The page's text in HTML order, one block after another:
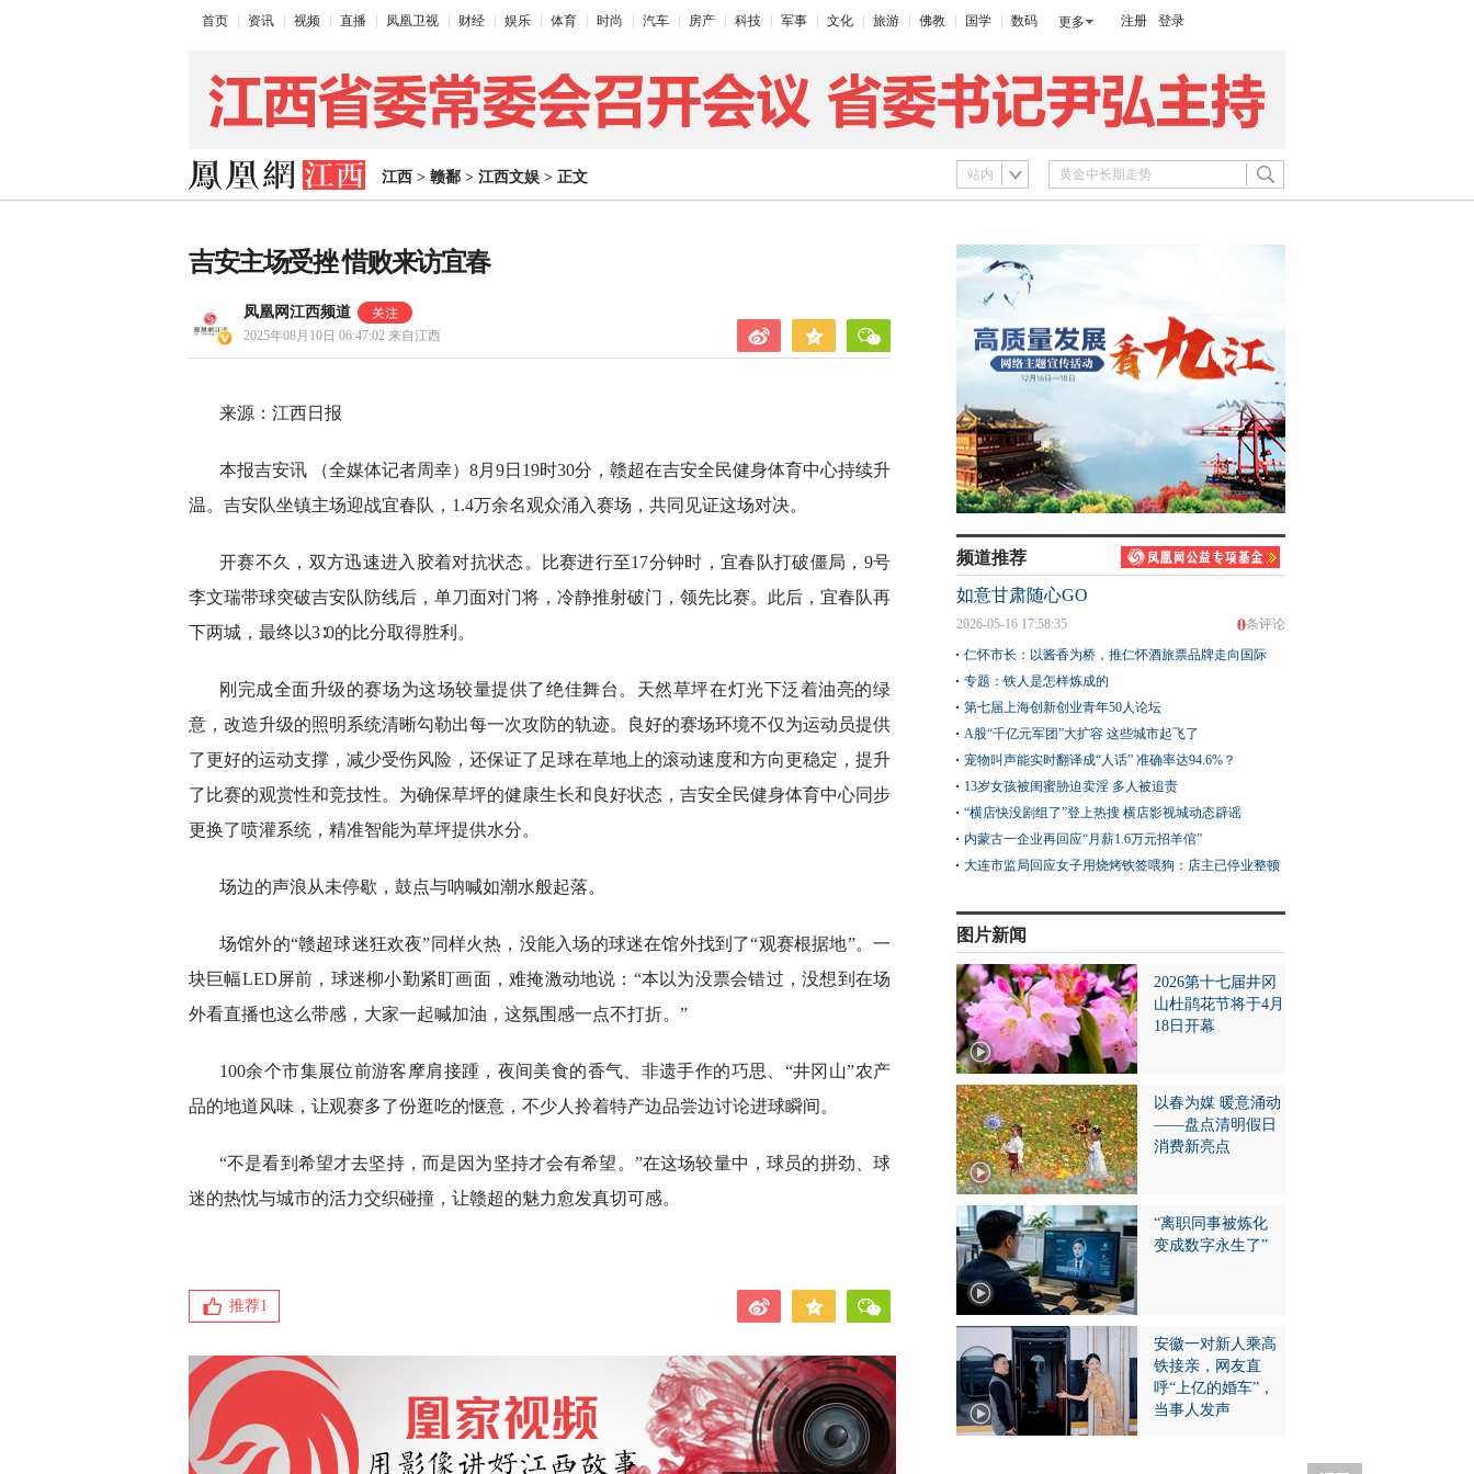
首页 资讯 视频 直播 凤凰卫视 财经 娱乐 体育 时尚 汽车 房产 科技 军事 文化 旅游 佛教 国学 数码 更多 注册 登录
江西 > 赣鄱 > 江西文娱 > 正文 站内
吉安主场受挫 惜败来访宜春
凤凰网江西频道
2025年08月10日 06:47:02 来自江西
来源：江西日报
本报吉安讯 （全媒体记者周幸）8月9日19时30分，赣超在吉安全民健身体育中心持续升
温。吉安队坐镇主场迎战宜春队，1.4万余名观众涌入赛场，共同见证这场对决。
开赛不久，双方迅速进入胶着对抗状态。比赛进行至17分钟时，宜春队打破僵局，9号
李文瑞带球突破吉安队防线后，单刀面对门将，冷静推射破门，领先比赛。此后，宜春队再
下两城，最终以3∶0的比分取得胜利。
刚完成全面升级的赛场为这场较量提供了绝佳舞台。天然草坪在灯光下泛着油亮的绿
意，改造升级的照明系统清晰勾勒出每一次攻防的轨迹。良好的赛场环境不仅为运动员提供
了更好的运动支撑，减少受伤风险，还保证了足球在草地上的滚动速度和方向更稳定，提升
了比赛的观赏性和竞技性。为确保草坪的健康生长和良好状态，吉安全民健身体育中心同步
更换了喷灌系统，精准智能为草坪提供水分。
场边的声浪从未停歇，鼓点与呐喊如潮水般起落。
场馆外的“赣超球迷狂欢夜”同样火热，没能入场的球迷在馆外找到了“观赛根据地”。一
块巨幅LED屏前，球迷柳小勤紧盯画面，难掩激动地说：“本以为没票会错过，没想到在场
外看直播也这么带感，大家一起喊加油，这氛围感一点不打折。”
100余个市集展位前游客摩肩接踵，夜间美食的香气、非遗手作的巧思、“井冈山”农产
品的地道风味，让观赛多了份逛吃的惬意，不少人拎着特产边品尝边讨论进球瞬间。
“不是看到希望才去坚持，而是因为坚持才会有希望。”在这场较量中，球员的拼劲、球
迷的热忱与城市的活力交织碰撞，让赣超的魅力愈发真切可感。
推荐1
频道推荐
如意甘肃随心GO
0条评论
2026-05-16 17:58:35
仁怀市长：以酱香为桥，推仁怀酒旅票品牌走向国际
专题：铁人是怎样炼成的
第七届上海创新创业青年50人论坛
A股“千亿元军团”大扩容 这些城市起飞了
宠物叫声能实时翻译成“人话” 准确率达94.6%？
13岁女孩被闺蜜胁迫卖淫 多人被追责
“横店快没剧组了”登上热搜 横店影视城动态辟谣
内蒙古一企业再回应“月薪1.6万元招羊倌”
大连市监局回应女子用烧烤铁签喂狗：店主已停业整顿
图片新闻
2026第十七届井冈
山杜鹃花节将于4月
18日开幕
以春为媒 暖意涌动
——盘点清明假日
消费新亮点
“离职同事被炼化
变成数字永生了”
安徽一对新人乘高
铁接亲，网友直
呼“上亿的婚车”，
当事人发声